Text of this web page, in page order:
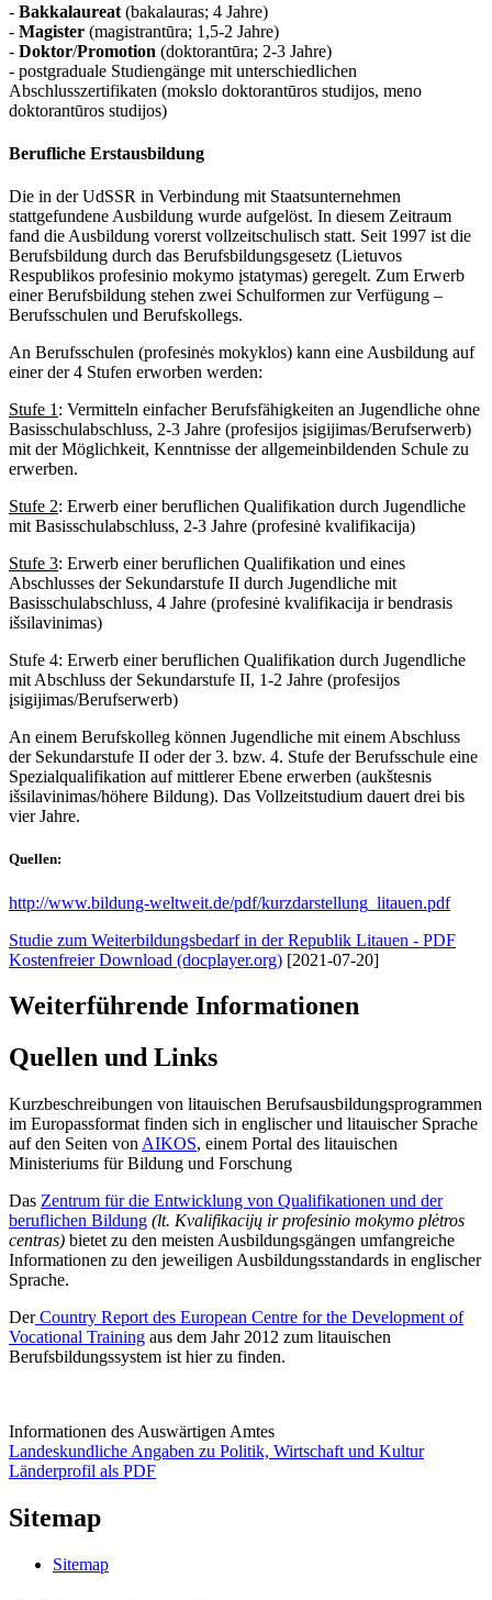
- Bakkalaureat (bakalauras; 4 Jahre)
- Magister (magistrantūra; 1,5-2 Jahre)
- Doktor/Promotion (doktorantūra; 2-3 Jahre)
- postgraduale Studiengänge mit unterschiedlichen
Abschlusszertifikaten (mokslo doktorantūros studijos, meno
doktorantūros studijos)
Berufliche Erstausbildung
Die in der UdSSR in Verbindung mit Staatsunternehmen
stattgefundene Ausbildung wurde aufgelöst. In diesem Zeitraum
fand die Ausbildung vorerst vollzeitschulisch statt. Seit 1997 ist die
Berufsbildung durch das Berufsbildungsgesetz (Lietuvos
Respublikos profesinio mokymo įstatymas) geregelt. Zum Erwerb
einer Berufsbildung stehen zwei Schulformen zur Verfügung –
Berufsschulen und Berufskollegs.
An Berufsschulen (profesinės mokyklos) kann eine Ausbildung auf
einer der 4 Stufen erworben werden:
Stufe 1 : Vermitteln einfacher Berufsfähigkeiten an Jugendliche ohne
Basisschulabschluss, 2-3 Jahre (profesijos įsigijimas/Berufserwerb)
mit der Möglichkeit, Kenntnisse der allgemeinbildenden Schule zu
erwerben.
Stufe 2: Erwerb einer beruflichen Qualifikation durch Jugendliche
mit Basisschulabschluss, 2-3 Jahre (profesinė kvalifikacija)
Stufe 3: Erwerb einer beruflichen Qualifikation und eines
Abschlusses der Sekundarstufe II durch Jugendliche mit
Basisschulabschluss, 4 Jahre (profesinė kvalifikacija ir bendrasis
išsilavinimas)
Stufe 4: Erwerb einer beruflichen Qualifikation durch Jugendliche
mit Abschluss der Sekundarstufe II, 1-2 Jahre (profesijos
įsigijimas/Berufserwerb)
An einem Berufskolleg können Jugendliche mit einem Abschluss
der Sekundarstufe II oder der 3. bzw. 4. Stufe der Berufsschule eine
Spezialqualifikation auf mittlerer Ebene erwerben (aukštesnis
išsilavinimas/höhere Bildung). Das Vollzeitstudium dauert drei bis
vier Jahre.
Quellen:
http://www.bildung-weltweit.de/pdf/kurzdarstellung_litauen.pdf
Studie zum Weiterbildungsbedarf in der Republik Litauen - PDF
Kostenfreier Download (docplayer.org) [2021-07-20]
Weiterführende Informationen
Quellen und Links
Kurzbeschreibungen von litauischen Berufsausbildungsprogrammen
im Europassformat finden sich in englischer und litauischer Sprache
auf den Seiten von AIKOS, einem Portal des litauischen
Ministeriums für Bildung und Forschung
Das Zentrum für die Entwicklung von Qualifikationen und der
beruflichen Bildung (lt. Kvalifikacijų ir profesinio mokymo plėtros
centras) bietet zu den meisten Ausbildungsgängen umfangreiche
Informationen zu den jeweiligen Ausbildungsstandards in englischer
Sprache.
DerCountry Report des European Centre for the Development of
Vocational Training aus dem Jahr 2012 zum litauischen
Berufsbildungssystem ist hier zu finden.
Informationen des Auswärtigen Amtes
Landeskundliche Angaben zu Politik, Wirtschaft und Kultur
Länderprofil als PDF
Sitemap
Sitemap